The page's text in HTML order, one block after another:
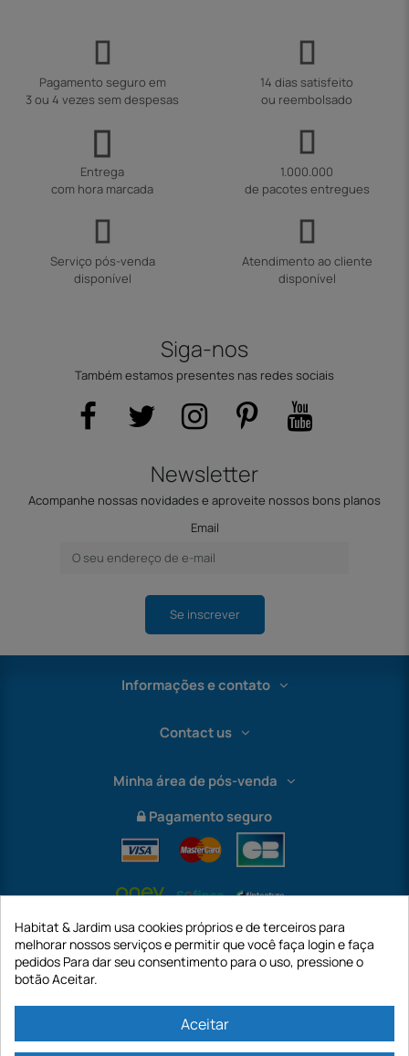
Pagamento seguro em
3 ou 4 vezes sem despesas
14 dias satisfeito
ou reembolsado
Entrega
com hora marcada
1.000.000
de pacotes entregues
Serviço pós-venda
disponível
Atendimento ao cliente
disponível
Siga-nos
Também estamos presentes nas redes sociais
Newsletter
Acompanhe nossas novidades e aproveite nossos bons planos
Email
Se inscrever
Informações e contato
Contact us
Minha área de pós-venda
Pagamento seguro
Habitat & Jardim usa cookies próprios e de terceiros para
melhorar nossos serviços e permitir que você faça login e faça
pedidos Para dar seu consentimento para o uso, pressione o
botão Aceitar.
Aceitar